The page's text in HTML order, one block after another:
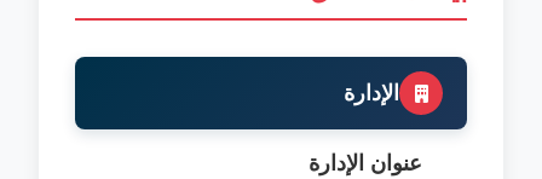
الإدارة
عنوان الإدارة